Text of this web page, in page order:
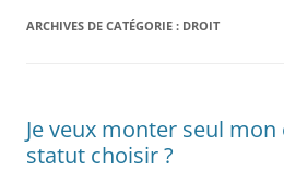
ARCHIVES DE CATÉGORIE : DROIT
Je veux monter seul
statut choisir ?